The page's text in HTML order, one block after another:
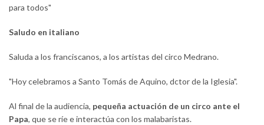
para todos"
Saludo en italiano
Saluda a los franciscanos, a los artistas del circo Medrano.
"Hoy celebramos a Santo Tomás de Aquino, dctor de la Iglesia".
Al final de la audiencia, pequeña actuación de un circo ante el
Papa, que se ríe e interactúa con los malabaristas.